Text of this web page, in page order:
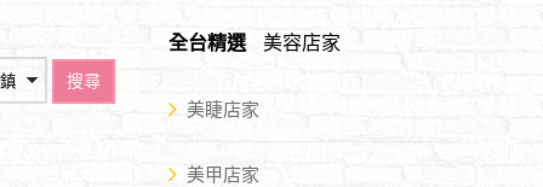
搜尋
全台精選 美容店家
美睫店家
美甲店家